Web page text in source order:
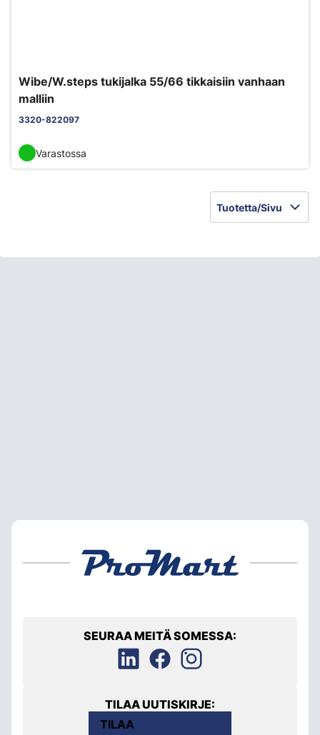
Wibe/W.steps tukijalka 55/66 tikkaisiin vanhaan
malliin
3320-822097
Varastossa
Tuotetta/Sivu
SEURAA MEITÄ SOMESSA:
TILAA UUTISKIRJE:
TILAA